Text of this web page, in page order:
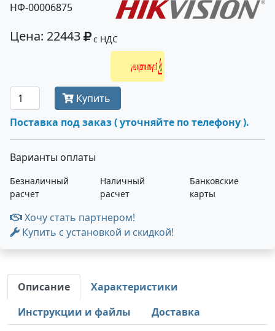
НФ-00006875
Цена: 22443 с НДС
Получить оптовую цену
Купить
Поставка под заказ ( уточняйте по телефону ).
Варианты оплаты
Безналичный
расчет
Наличный
расчет
Банковские
карты
Хочу стать партнером!
Купить с установкой и скидкой!
Описание
Характеристики
Инструкции и файлы
Доставка